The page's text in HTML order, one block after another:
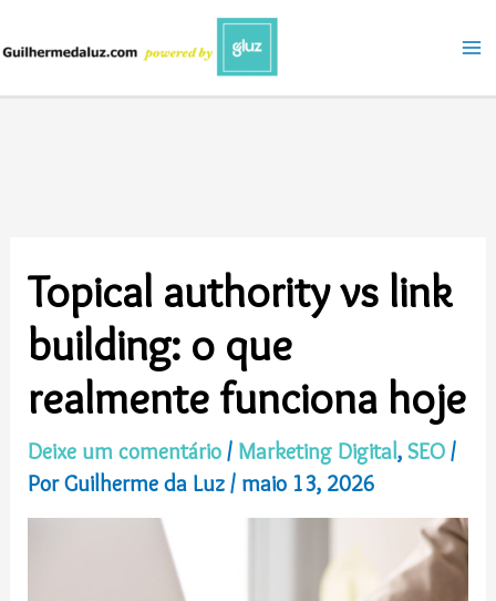
o
Topical authority vs link
building: o que
realmente funciona hoje
Deixe um comentário / Marketing Digital,SEO /
PorGuilherme da Luz/ maio 13, 2026